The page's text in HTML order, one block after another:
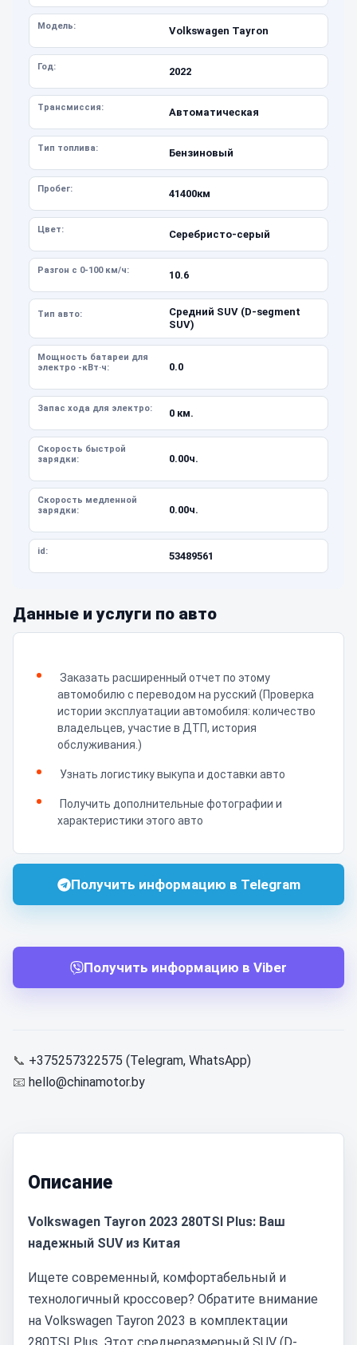
Модель: Volkswagen Tayron
Год: 2022
Трансмиссия: Автоматическая
Тип топлива: Бензиновый
Пробег: 41400км
Цвет: Серебристо-серый
Разгон с 0-100 км/ч: 10.6
Тип авто:
Средний SUV (D-segment
SUV)
Мощность батареи для
электро -кВт·ч:
0.0
Запас хода для электро: 0 км.
Скорость быстрой
зарядки:
0.00ч.
Скорость медленной
зарядки:
0.00ч.
id: 53489561
Данные и услуги по авто
Заказать расширенный отчет по этому
автомобилю с переводом на русский (Проверка
истории эксплуатации автомобиля: количество
владельцев, участие в ДТП, история
обслуживания.)
Узнать логистику выкупа и доставки авто
Получить дополнительные фотографии и
характеристики этого авто
Получить информацию в Telegram
Получить информацию в Viber
📞 +375257322575 (Telegram, WhatsApp)
📧 hello@chinamotor.by
Описание
Volkswagen Tayron 2023 280TSI Plus: Ваш
надежный SUV из Китая
Ищете современный, комфортабельный и
технологичный кроссовер? Обратите внимание
на Volkswagen Tayron 2023 в комплектации